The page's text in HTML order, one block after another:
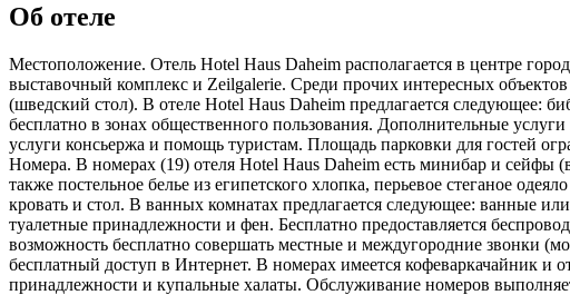
Об отеле
Местоположение. Отель Hotel Haus Daheim располагается в центре
выставочный комплекс и Zeilgalerie. Среди прочих интересных
(шведский стол). В отеле Hotel Haus Daheim предлагается следующее:
бесплатно в зонах общественного пользования. Дополнительные
услуги консьержа и помощь туристам. Площадь парковки для гостей
Номера. В номерах (19) отеля Hotel Haus Daheim есть минибар и
также постельное белье из египетского хлопка, перьевое стеганое
кровать и стол. В ванных комнатах предлагается следующее: ванные
туалетные принадлежности и фен. Бесплатно предоставляется
возможность бесплатно совершать местные и междугородние звонки
бесплатный доступ в Интернет. В номерах имеется кофеваркачайник и
принадлежности и купальные халаты. Обслуживание номеров